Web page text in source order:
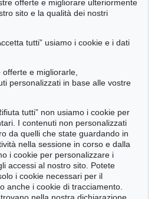
offerte e migliorare ulteriormente
sito e la qualità dei nostri
tutti” usiamo i cookie e i dati
e migliorarle,
personalizzati in base alle vostre
tutti” non usiamo i cookie per
I contenuti non personalizzati
da quelli che state guardando in
nella sessione in corso e dalla
i cookie per personalizzare i
accessi al nostro sito. Potete
i cookie necessari per il
anche i cookie di tracciamento.